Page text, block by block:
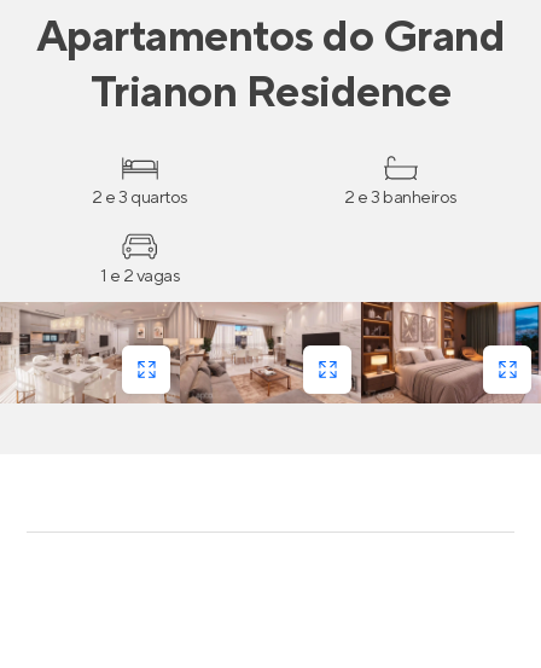
Apartamentosdo Grand
Trianon Residence
2 e 3 quartos 2 e 3 banheiros
1 e 2 vagas